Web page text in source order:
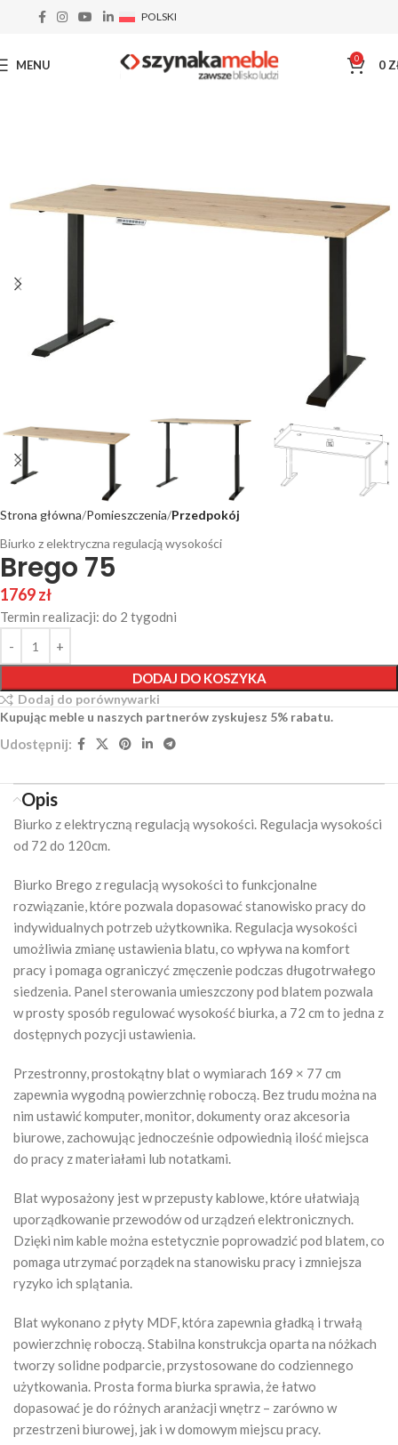
POLSKI
MENU 0 0
Strona główna Pomieszczenia Przedpokój
Brego 75
Biurko z elektryczna regulacją wysokości
1769zł
Termin realizacji: do 2 tygodni
DODAJ DO KOSZYKA
Dodaj do porównywarki
Kupując meble u naszych partnerów zyskujesz 5% rabatu.
Udostępnij:
Opis
Biurko z elektryczną regulacją wysokości. Regulacja wysokości
od 72 do 120cm.
Biurko Brego z regulacją wysokości to funkcjonalne
rozwiązanie, które pozwala dopasować stanowisko pracy do
indywidualnych potrzeb użytkownika. Regulacja wysokości
umożliwia zmianę ustawienia blatu, co wpływa na komfort
pracy i pomaga ograniczyć zmęczenie podczas długotrwałego
siedzenia. Panel sterowania umieszczony pod blatem pozwala
w prosty sposób regulować wysokość biurka, a 72 cm to jedna z
dostępnych pozycji ustawienia.
Przestronny, prostokątny blat o wymiarach 169 × 77 cm
zapewnia wygodną powierzchnię roboczą. Bez trudu można na
nim ustawić komputer, monitor, dokumenty oraz akcesoria
biurowe, zachowując jednocześnie odpowiednią ilość miejsca
do pracy z materiałami lub notatkami.
Blat wyposażony jest w przepusty kablowe, które ułatwiają
uporządkowanie przewodów od urządzeń elektronicznych.
Dzięki nim kable można estetycznie poprowadzić pod blatem, co
pomaga utrzymać porządek na stanowisku pracy i zmniejsza
ryzyko ich splątania.
Blat wykonano z płyty MDF, która zapewnia gładką i trwałą
powierzchnię roboczą. Stabilna konstrukcja oparta na nóżkach
tworzy solidne podparcie, przystosowane do codziennego
użytkowania. Prosta forma biurka sprawia, że łatwo
dopasować je do różnych aranżacji wnętrz – zarówno w
przestrzeni biurowej, jak i w domowym miejscu pracy.